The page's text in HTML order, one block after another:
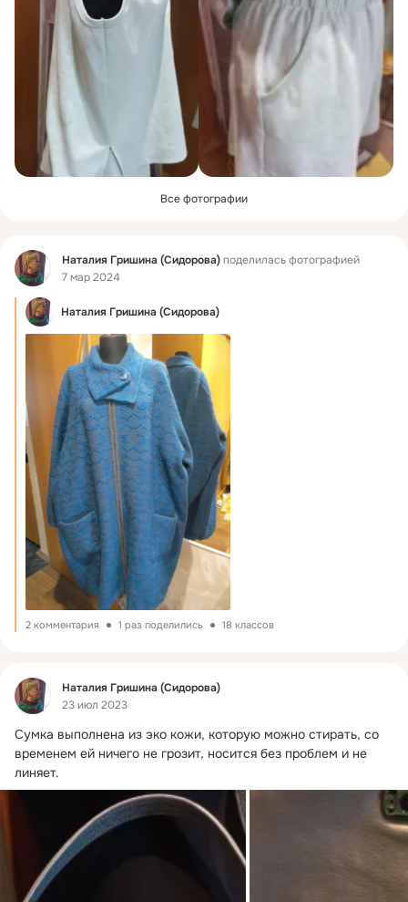
Все фотографии
Фид Наталия Гришина (Сидорова)поделилась фотографией
7 мар 2024
Наталия Гришина (Сидорова)
2 комментария 1 раз поделились 18 классов
Фид
Наталия Гришина (Сидорова)
23 июл 2023
Сумка выполнена из эко кожи, которую можно стирать, со
временем ей ничего не грозит, носится без проблем и не
линяет.